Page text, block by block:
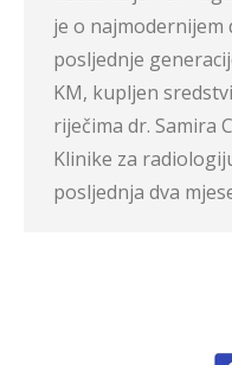
je o
posljednje
KM, kupljen
riječima dr. Samira
Klinike za
posljednja dva